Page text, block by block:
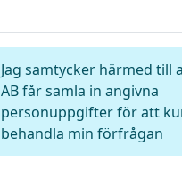
Jag samtycker härmed till
AB får samla in angivna
personuppgifter för att
behandla min förfrågan